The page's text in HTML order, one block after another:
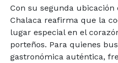
Con su segunda ubicación
Chalaca reafirma que la
lugar especial en el
porteños. Para quienes
gastronómica auténtica,